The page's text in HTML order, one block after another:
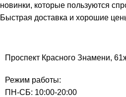
новинки, которые пользуются
Быстрая доставка и хорошие
Проспект Красного Знамени,
Режим работы:
ПН-СБ: 10:00-20:00